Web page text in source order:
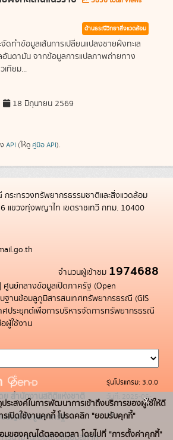
ด้านธรณีวิทยาสิ่งแวดล้อม
ทำข้อมูลเส้นการเปลี่ยนแปลงชายฝั่งทะเล
อันดามัน จากข้อมูลการแปลภาพถ่ายทาง
เทียม...
18 มิถุนายน 2569
API (ให้ดู คู่มือ API).
ระทรวงทรัพยากรธรรมชาติและสิ่งแวดล้อม
แขวงทุ่งพญาไท เขตราชเทวี กทม. 10400
จำนวนผู้เข้าชม 1974688
| ศูนย์กลางข้อมูลเปิดภาครัฐ (Open
บฐานข้อมลูภูมิสารสนเทศทรัพยากรธรณี (GIS
ศประยุกต์เพื่อการบริหารจัดการทรัพยากรธรณี
ผู้ใช้งาน
ย สำนักงานสถิติแห่งชาติ
บัญชีข้อมูลภาครัฐ
รนามานุกรมบัญชีข้อมูลภาค
รุ่นโปรแกรม: 3.0.0
วันที่: 2025-05-
19
ระสงค์ในการพัฒนาการเข้าถึงบริการของผู้ใช้ให้ดี
เปิดใช้งานคุกกี้ โปรดคลิก "ยอมรับคุกกี้"
ของคุณได้ตลอดเวลา โดยไปที่ "การตั้งค่าคุกกี้"
x